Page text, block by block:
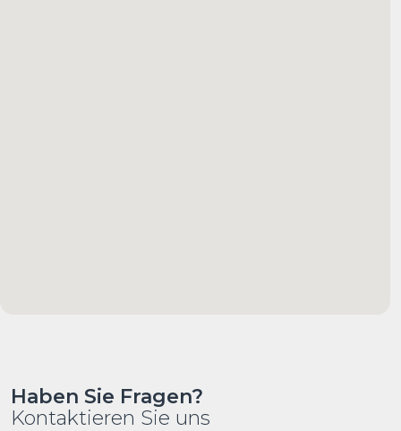
Haben Sie Fragen?
Kontaktieren Sie uns